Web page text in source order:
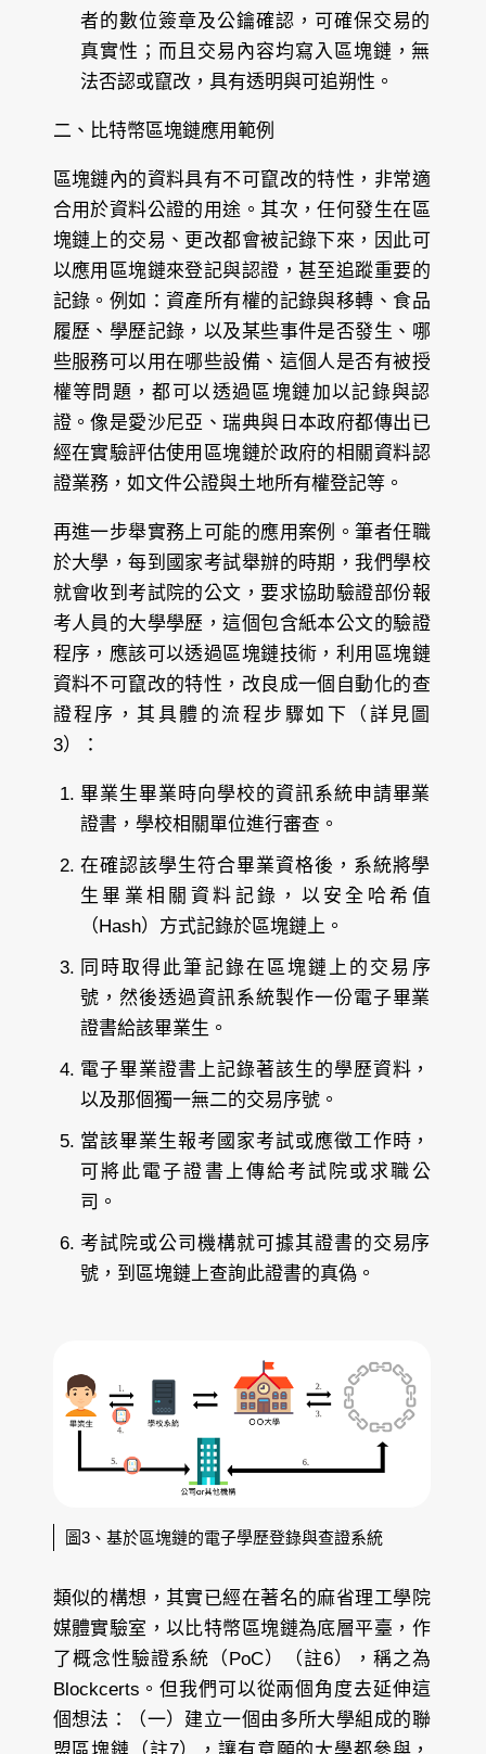
者的數位簽章及公鑰確認，可確保交易的
真實性；而且交易內容均寫入區塊鏈，無
法否認或竄改，具有透明與可追朔性。
二、比特幣區塊鏈應用範例
區塊鏈內的資料具有不可竄改的特性，非常適
合用於資料公證的用途。其次，任何發生在區
塊鏈上的交易、更改都會被記錄下來，因此可
以應用區塊鏈來登記與認證，甚至追蹤重要的
記錄。例如：資產所有權的記錄與移轉、食品
履歷、學歷記錄，以及某些事件是否發生、哪
些服務可以用在哪些設備、這個人是否有被授
權等問題，都可以透過區塊鏈加以記錄與認
證。像是愛沙尼亞、瑞典與日本政府都傳出已
經在實驗評估使用區塊鏈於政府的相關資料認
證業務，如文件公證與土地所有權登記等。
再進一步舉實務上可能的應用案例。筆者任職
於大學，每到國家考試舉辦的時期，我們學校
就會收到考試院的公文，要求協助驗證部份報
考人員的大學學歷，這個包含紙本公文的驗證
程序，應該可以透過區塊鏈技術，利用區塊鏈
資料不可竄改的特性，改良成一個自動化的查
證程序，其具體的流程步驟如下（詳見圖
3）：
畢業生畢業時向學校的資訊系統申請畢業
證書，學校相關單位進行審查。
在確認該學生符合畢業資格後，系統將學
生畢業相關資料記錄，以安全哈希值
（Hash）方式記錄於區塊鏈上。
同時取得此筆記錄在區塊鏈上的交易序
號，然後透過資訊系統製作一份電子畢業
證書給該畢業生。
電子畢業證書上記錄著該生的學歷資料，
以及那個獨一無二的交易序號。
當該畢業生報考國家考試或應徵工作時，
可將此電子證書上傳給考試院或求職公
司。
考試院或公司機構就可據其證書的交易序
號，到區塊鏈上查詢此證書的真偽。
圖3、基於區塊鏈的電子學歷登錄與查證系統
類似的構想，其實已經在著名的麻省理工學院
媒體實驗室，以比特幣區塊鏈為底層平臺，作
了概念性驗證系統（PoC）（註6），稱之為
Blockcerts。但我們可以從兩個角度去延伸這
個想法：（一）建立一個由多所大學組成的聯